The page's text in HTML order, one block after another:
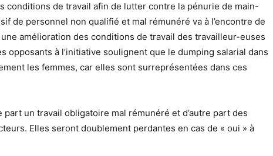
conditions de travail afin de lutter contre la pénurie de main-
de personnel non qualifié et mal rémunéré va à l’encontre de
amélioration des conditions de travail des travailleur-euses
opposants à l’initiative soulignent que le dumping salarial dans
les femmes, car elles sont surreprésentées dans ces
part un travail obligatoire mal rémunéré et d’autre part des
Elles seront doublement perdantes en cas de « oui » à